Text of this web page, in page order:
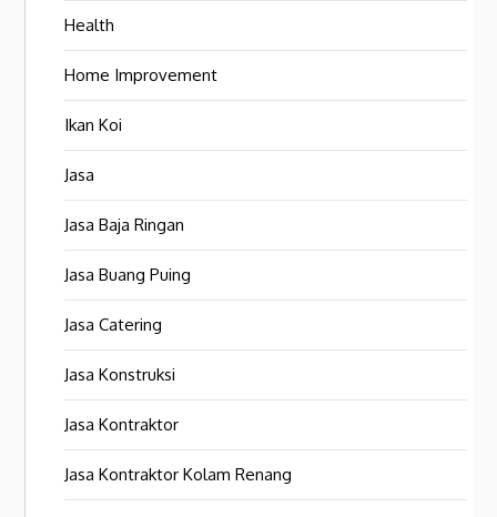
Health
Home Improvement
Ikan Koi
Jasa
Jasa Baja Ringan
Jasa Buang Puing
Jasa Catering
Jasa Konstruksi
Jasa Kontraktor
Jasa Kontraktor Kolam Renang